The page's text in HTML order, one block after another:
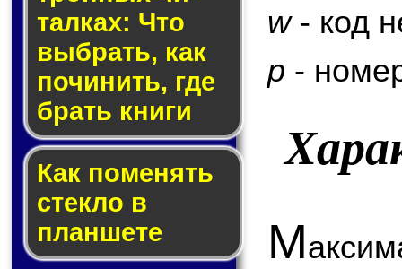
тал­ках: Что
выб­рать, как
по­чи­нить, где
брать кни­ги
Как по­ме­нять
стек­ло в
планшете
w- код
p -
М